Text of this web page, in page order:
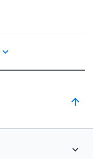
expand_more
arrow_upward
expand_more